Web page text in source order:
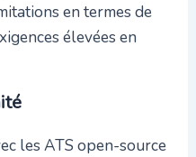
en termes de
élevées en
les ATS open-source